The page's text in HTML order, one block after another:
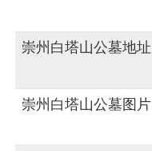
崇州白塔山公墓地址
崇州白塔山公墓图片